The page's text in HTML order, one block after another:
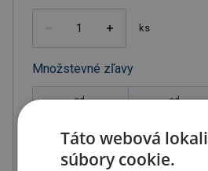
ks
Množstevné zľavy
od
0.90 €
(-5.00%)
od
0.87 €
(-8.00
Táto webová
súbory cookie.